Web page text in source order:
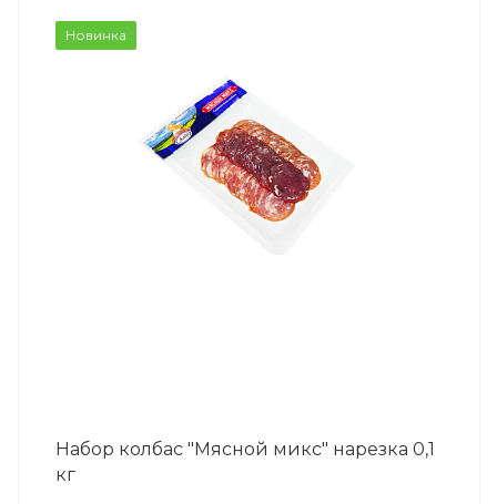
Новинка
Набор колбас "Мясной микс" нарезка 0,1
кг